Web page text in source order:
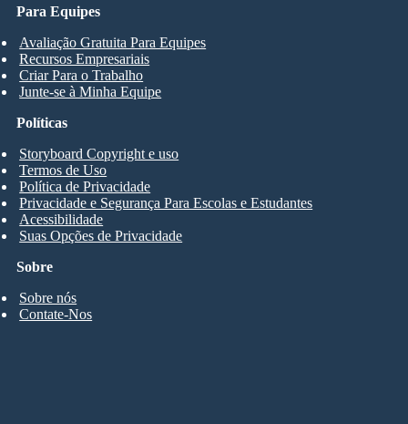
Para Equipes
Avaliação Gratuita Para Equipes
Recursos Empresariais
Criar Para o Trabalho
Junte-se à Minha Equipe
Sobre
Sobre nós
Contate-Nos
Políticas
Storyboard Copyright e uso
Termos de Uso
Política de Privacidade
Privacidade e Segurança Para Escolas e Estudantes
Acessibilidade
Suas Opções de Privacidade